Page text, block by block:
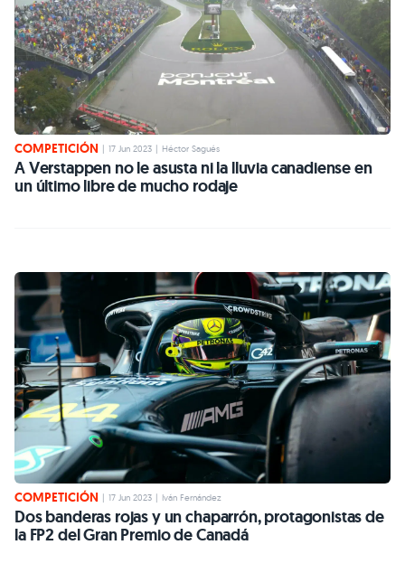
COMPETICIÓN | 17 Jun 2023 | Héctor Sagués
A Verstappen no le asusta ni la lluvia canadiense en
un último libre de mucho rodaje
COMPETICIÓN | 17 Jun 2023 | Iván Fernández
Dos banderas rojas y un chaparrón, protagonistas de
la FP2 del Gran Premio de Canadá